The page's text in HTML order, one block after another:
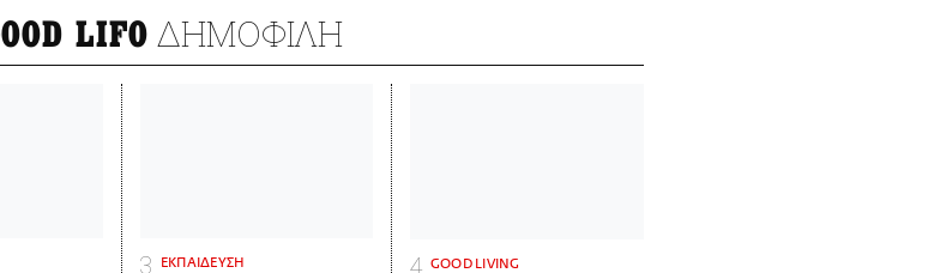
LIFO ΔΗΜΟΦΙΛΗ
ΕΚΠΑΙΔΕΥΣΗ GOOD LIVING